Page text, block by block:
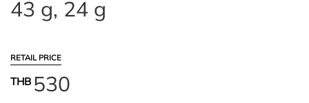
43 g, 24 g
RETAIL PRICE
THB530